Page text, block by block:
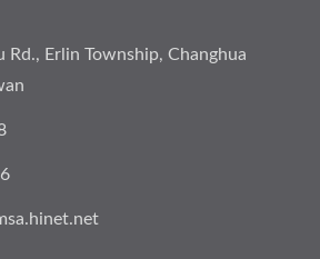
Rd., Erlin Township, Changhua